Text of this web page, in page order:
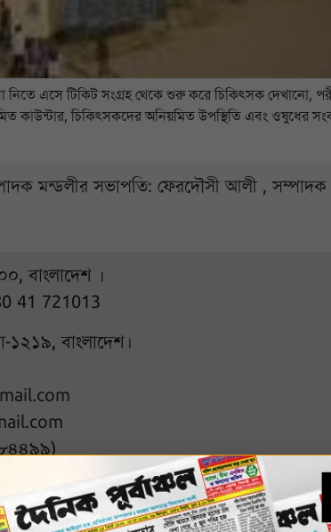
এসে টিকিট সংগ্রহ থেকে শুরু করে চিকিৎসক দেখানো,
কাউন্টার, চিকিৎসকদের অনিয়মিত উপস্থিতি এবং ওষুধের
মন্ডলীর সভাপতি: ফেরদৌসী আলী ,
বাংলাদেশ ।
41 721013
১২১৯, বাংলাদেশ।